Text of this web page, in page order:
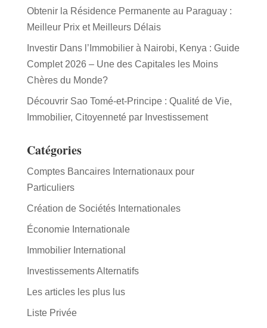
Obtenir la Résidence Permanente au Paraguay :
Meilleur Prix et Meilleurs Délais
Investir Dans l’Immobilier à Nairobi, Kenya : Guide
Complet 2026 – Une des Capitales les Moins
Chères du Monde?
Découvrir Sao Tomé-et-Principe : Qualité de Vie,
Immobilier, Citoyenneté par Investissement
Catégories
Comptes Bancaires Internationaux pour
Particuliers
Création de Sociétés Internationales
Économie Internationale
Immobilier International
Investissements Alternatifs
Les articles les plus lus
Liste Privée